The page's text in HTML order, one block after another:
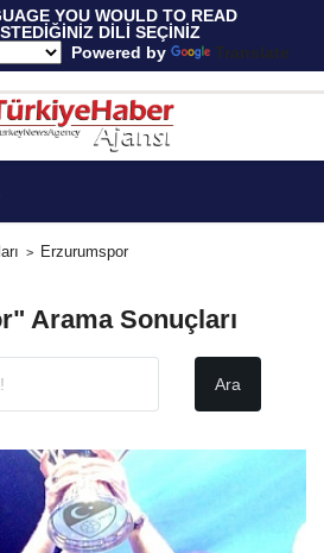
YOU WOULD TO READ
DİLİ SEÇİNİZ
Powered by
Translate
Erzurumspor
Arama Sonuçları